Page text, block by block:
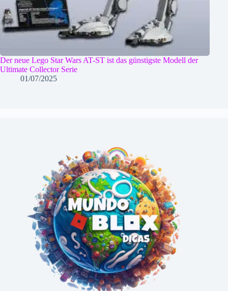
Der neue Lego Star Wars AT-ST ist das günstigste Modell der
Ultimate Collector Serie
01/07/2025